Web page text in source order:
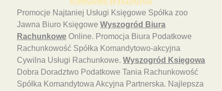
Promocje Najtaniej Usługi Księgowe Spółka zoo
Jawna Biuro Księgowe Wyszogród Biura
Rachunkowe Online. Promocja Biura Podatkowe
Rachunkowość Spółka Komandytowo-akcyjna
Cywilna Usługi Rachunkowe. Wyszogród Księgowa
Dobra Doradztwo Podatkowe Tania Rachunkowość
Spółka Komandytowa Akcyjna Partnerska. Najlepsza